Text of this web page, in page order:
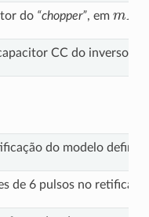
do “chopper”, em
CC do inversor,
do modelo
de 6 pulsos no